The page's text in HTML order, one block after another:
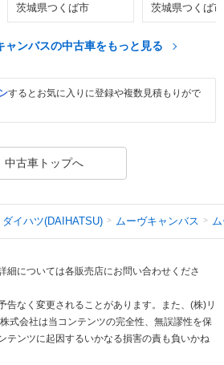
茨城県つくば市 茨城県つくば市
ャンバスの中古車をもっと見る
するとお気に入りに登録や複数見積もりがで
中古車トップへ
ダイハツ(DAIHATSU) ムーヴキャンバス
については各販売店にお問い合わせくださ
なく変更されることがあります。また、(株)リ
式会社は当コンテンツの完全性、無誤謬性を保
テンツに起因するいかなる損害の責も負いかね